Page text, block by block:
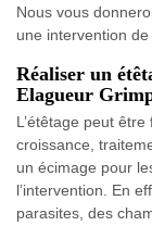
Nous vous
une intervention
Réaliser un
Elagueur
L’étêtage peut
croissance,
un écimage pour
l’intervention. En
parasites, des